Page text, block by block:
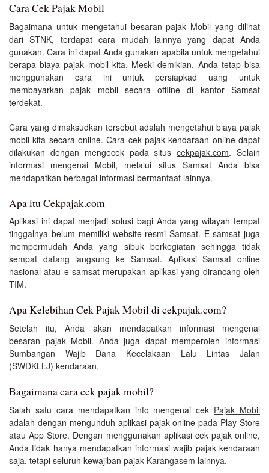
Cara Cek Pajak Mobil
Bagaimana untuk mengetahui besaran pajak Mobil yang dilihat
dari STNK, terdapat cara mudah lainnya yang dapat Anda
gunakan. Cara ini dapat Anda gunakan apabila untuk mengetahui
berapa biaya pajak mobil kita. Meski demikian, Anda tetap bisa
menggunakan cara ini untuk persiapkad uang untuk
membayarkan pajak mobil secara offline di kantor Samsat
terdekat.
Cara yang dimaksudkan tersebut adalah mengetahui biaya pajak
mobil kita secara online. Cara cek pajak kendaraan online dapat
dilakukan dengan mengecek pada situscekpajak.com. Selain
informasi mengenai Mobil, melalui situs Samsat Anda bisa
mendapatkan berbagai informasi bermanfaat lainnya.
Apa itu Cekpajak.com
Aplikasi ini dapat menjadi solusi bagi Anda yang wilayah tempat
tinggalnya belum memiliki website resmi Samsat. E-samsat juga
mempermudah Anda yang sibuk berkegiatan sehingga tidak
sempat datang langsung ke Samsat. Aplikasi Samsat online
nasional atau e-samsat merupakan aplikasi yang dirancang oleh
TIM.
Apa Kelebihan Cek Pajak Mobil di cekpajak.com?
Setelah itu, Anda akan mendapatkan informasi mengenai
besaran pajak Mobil. Anda juga dapat memperoleh informasi
Sumbangan Wajib Dana Kecelakaan Lalu Lintas Jalan
(SWDKLLJ) kendaraan.
Bagaimana cara cek pajak mobil?
Salah satu cara mendapatkan info mengenai cek Pajak Mobil
adalah dengan mengunduh aplikasi pajak online pada Play Store
atau App Store. Dengan menggunakan aplikasi cek pajak online,
Anda tidak hanya mendapatkan informasi wajib pajak kendaraan
saja, tetapi seluruh kewajiban pajak Karangasem lainnya.